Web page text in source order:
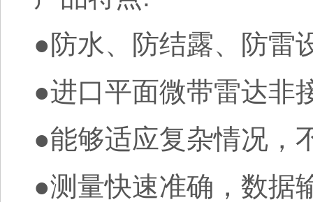
●防水、防结露、防雷
●进口平面微带雷达非
●能够适应复杂情况，
●测量快速准确，数据